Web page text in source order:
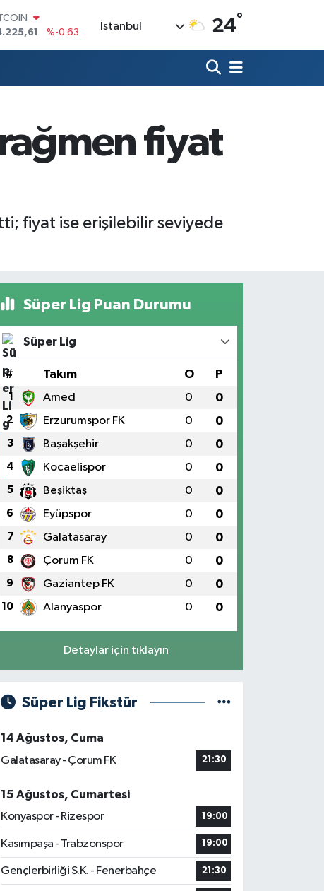
%0.16
%0.45
%70
İstanbul 24°
rağmen fiyat
fiyat ise erişilebilir seviyede
Süper Lig Puan Durumu
Süper Lig
# Takım O P
1 Amed 0 0
2 Erzurumspor FK 0 0
3 Başakşehir 0 0
4 Kocaelispor 0 0
5 Beşiktaş 0 0
6 Eyüpspor 0 0
7 Galatasaray 0 0
8 Çorum FK 0 0
9 Gaziantep FK 0 0
10 Alanyaspor 0 0
Detaylar için tıklayın
Süper Lig Fikstür
14 Ağustos, Cuma
Galatasaray - Çorum FK
21:30
15 Ağustos, Cumartesi
Konyaspor - Rizespor
19:00
Kasımpaşa - Trabzonspor 19:00
Gençlerbirliği S.K. - Fenerbahçe 21:30